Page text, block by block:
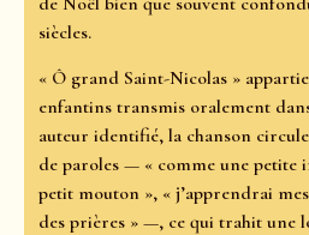
siècles.
« Ô grand Saint-Nicolas »
enfantins transmis oralement
auteur identifié, la chanson
de paroles — « comme une petite
petit mouton », « j’apprendrai
des prières » —, ce qui trahit une